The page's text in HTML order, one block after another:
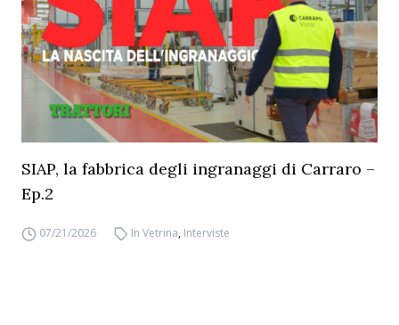
SIAP, la fabbrica degli ingranaggi di Carraro –
Ep.2
07/21/2026 In Vetrina, Interviste